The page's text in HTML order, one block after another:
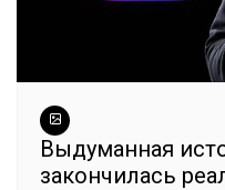
Выдуманная
закончилась